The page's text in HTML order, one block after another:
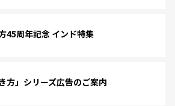
45周年記念 インド特集
方」シリーズ広告のご案内